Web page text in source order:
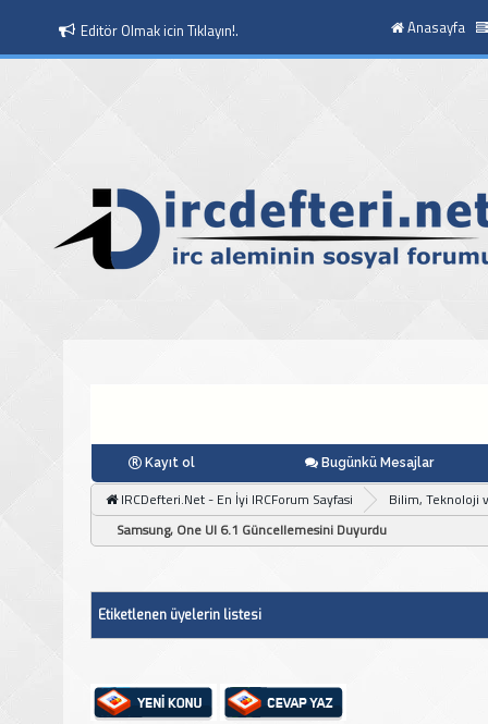
Moderatör Olmak icin Tıklayın!. Anasayfa
Kayıt ol Bugünkü Mesajlar
IRCDefteri.Net - En İyi IRCForum Sayfasi
Bilim, Teknoloji
Samsung, One UI 6.1 Güncellemesini Duyurdu
Etiketlenen üyelerin listesi